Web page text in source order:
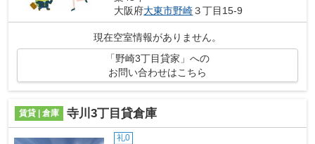
大阪府大東市野崎３丁目15-9
現在空室情報がありません。
「野崎3丁目貸家」への
お問い合わせはこちら
賃貸 | 倉庫 寺川3丁目貸倉庫
礼0